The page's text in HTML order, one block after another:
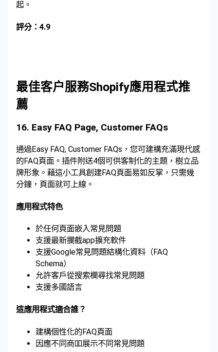
起。
評分：4.9
最佳客户服務Shopify應用程式推
薦
16. Easy FAQ Page, Customer FAQs
通過Easy FAQ, Customer FAQs，您可建構充滿現代感
的FAQ頁面。插件附送4個可供客制化的主題，樹立品
牌形象。藉這小工具創建FAQ頁面易如反掌，只需幾
分鐘，頁面就可上線。
應用程式特色
於任何頁面嵌入常見問題
支援最新攔截app擴充軟件
支援Google常見問題結構化資料（FAQ
Schema）
允許客戶從搜索欄尋找常見問題
支援多國語言
這應用程式適合誰？
建構個性化的FAQ頁面
因應不同商吅展示不同常見問題